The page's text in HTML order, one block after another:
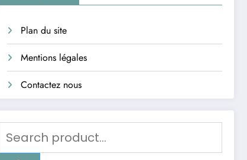
Plan du site
Mentions légales
Contactez nous